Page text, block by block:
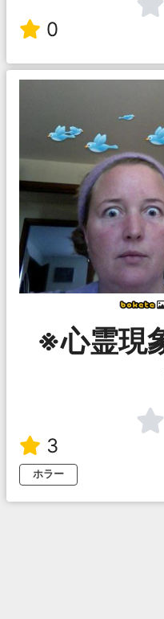
0
※心霊現
3
ホラー